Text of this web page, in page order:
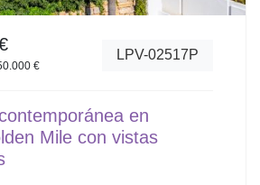
€
LPV-02517P
en
Mile con vistas